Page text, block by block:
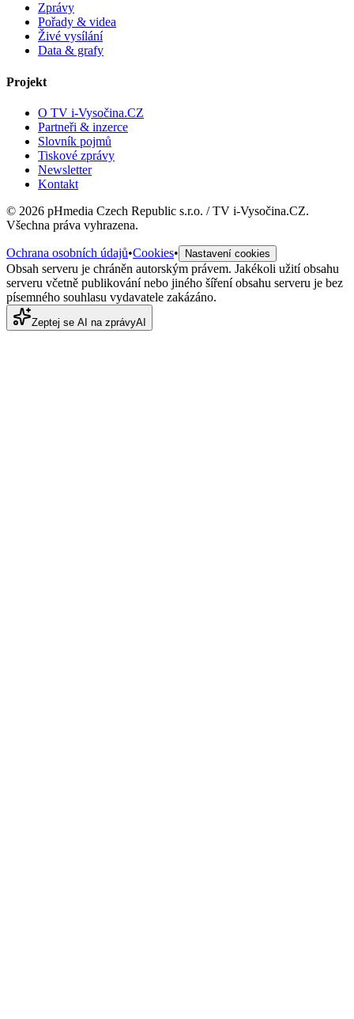
Zprávy
Pořady & videa
Živé vysílání
Data & grafy
Projekt
O TV i-Vysočina.CZ
Partneři & inzerce
Slovník pojmů
Tiskové zprávy
Newsletter
Kontakt
© 2026 pHmedia Czech Republic s.r.o. / TV i-Vysočina.CZ.
Všechna práva vyhrazena.
Ochrana osobních údajů•Cookies• Nastavení cookies
Obsah serveru je chráněn autorským právem. Jakékoli užití obsahu
serveru včetně publikování nebo jiného šíření obsahu serveru je bez
písemného souhlasu vydavatele zakázáno.
Zeptej se AI na zprávyAI